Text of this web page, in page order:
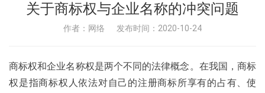
关于商标权与企业名称的冲突问题
作者：网络 发布时间：2020-10-24
商标权和企业名称权是两个不同的法律概念。在我国，商标
权是指商标权人依法对自己的注册商标所享有的占有、使